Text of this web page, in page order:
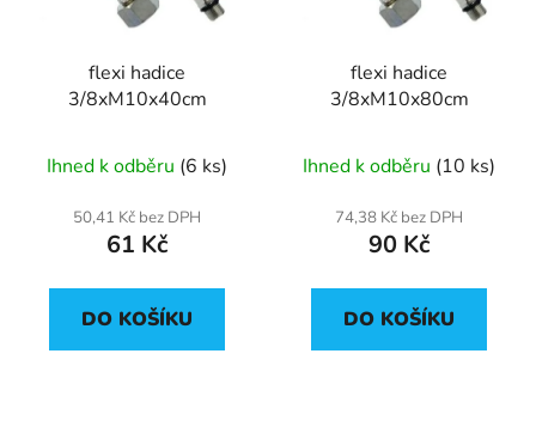
flexi hadice
3/8xM10x40cm
Ihned k odběru (6 ks)
50,41 Kč bez DPH
61 Kč
DO KOŠÍKU
flexi hadice
3/8xM10x80cm
Ihned k odběru (10 ks)
74,38 Kč bez DPH
90 Kč
DO KOŠÍKU